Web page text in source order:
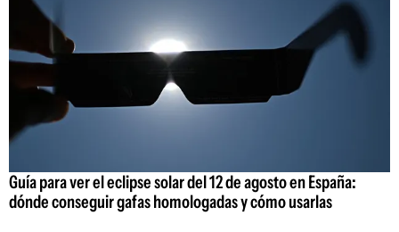
Guía para ver el eclipse solar del 12 de agosto en España:
dónde conseguir gafas homologadas y cómo usarlas